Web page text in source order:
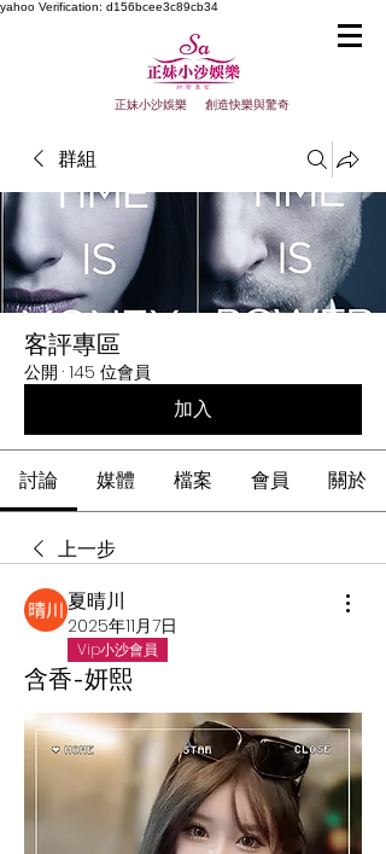
yahoo Verification: d156bcee3c89cb34
正妹小沙娛樂 創造快樂與驚奇
群組
客評專區
公開 · 145 位會員
加入
討論 媒體 檔案 會員 關於
上一步
夏晴川
2025年11月7日
Vip小沙會員
含香-妍熙